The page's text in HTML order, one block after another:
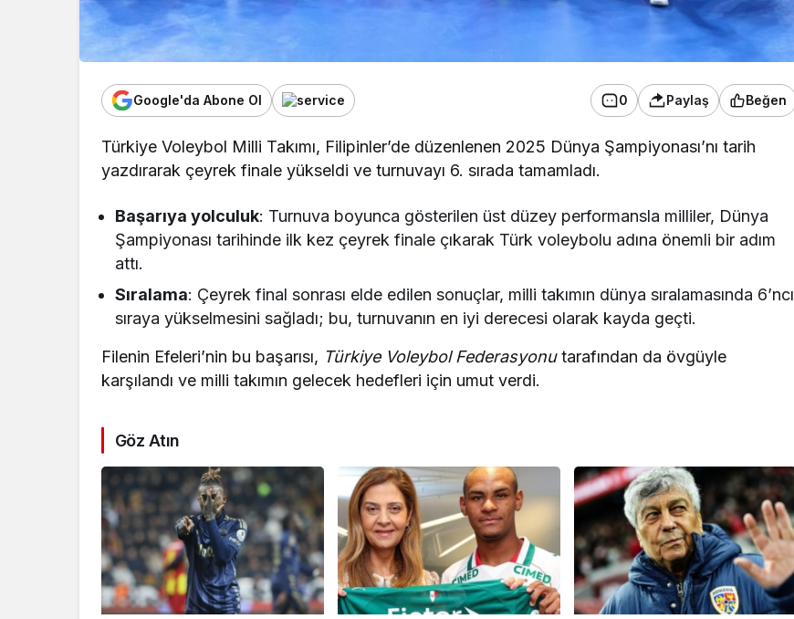
Google'da Abone Ol 0 Paylaş Beğen
Türkiye Voleybol Milli Takımı, Filipinler’de düzenlenen 2025 Dünya Şampiyonası’nı tarih
yazdırarak çeyrek finale yükseldi ve turnuvayı 6. sırada tamamladı.
Başarıya yolculuk: Turnuva boyunca gösterilen üst düzey performansla milliler, Dünya
Şampiyonası tarihinde ilk kez çeyrek finale çıkarak Türk voleybolu adına önemli bir adım
attı.
Sıralama: Çeyrek final sonrası elde edilen sonuçlar, milli takımın dünya sıralamasında 6’ncı
sıraya yükselmesini sağladı; bu, turnuvanın en iyi derecesi olarak kayda geçti.
Filenin Efeleri’nin bu başarısı, Türkiye Voleybol Federasyonutarafından da övgüyle
karşılandı ve milli takımın gelecek hedefleri için umut verdi.
Göz Atın